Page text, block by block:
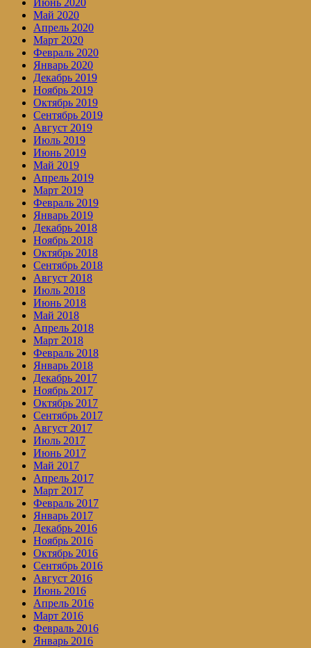
Июнь 2020
Май 2020
Апрель 2020
Март 2020
Февраль 2020
Январь 2020
Декабрь 2019
Ноябрь 2019
Октябрь 2019
Сентябрь 2019
Август 2019
Июль 2019
Июнь 2019
Май 2019
Апрель 2019
Март 2019
Февраль 2019
Январь 2019
Декабрь 2018
Ноябрь 2018
Октябрь 2018
Сентябрь 2018
Август 2018
Июль 2018
Июнь 2018
Май 2018
Апрель 2018
Март 2018
Февраль 2018
Январь 2018
Декабрь 2017
Ноябрь 2017
Октябрь 2017
Сентябрь 2017
Август 2017
Июль 2017
Июнь 2017
Май 2017
Апрель 2017
Март 2017
Февраль 2017
Январь 2017
Декабрь 2016
Ноябрь 2016
Октябрь 2016
Сентябрь 2016
Август 2016
Июнь 2016
Апрель 2016
Март 2016
Февраль 2016
Январь 2016